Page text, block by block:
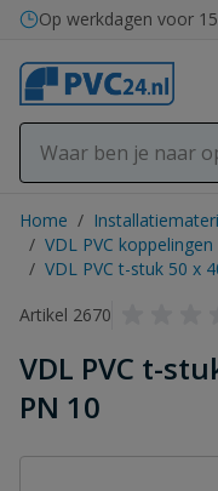
Ga naar de inhoud
Op werkdagen voor
Home /
/ VDL PVC koppelingen
/ VDL PVC t-stuk 50 x
Artikel 2670
VDL PVC t-
PN 10